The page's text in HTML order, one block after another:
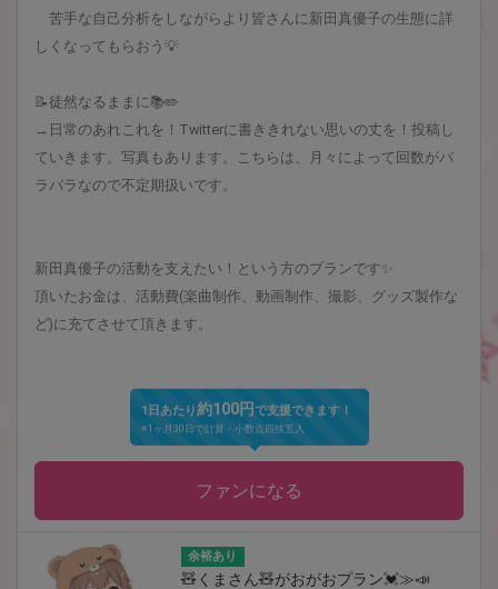
苦手な自己分析をしながらより皆さんに新田真優子の生態に詳
しくなってもらおう💡
📝徒然なるままに📚✏️
→日常のあれこれを！Twitterに書ききれない思いの丈を！投稿し
ていきます。写真もあります。こちらは、月々によって回数がバ
ラバラなので不定期扱いです。
新田真優子の活動を支えたい！という方のプランです✨
頂いたお金は、活動費(楽曲制作、動画制作、撮影、グッズ製作な
ど)に充てさせて頂きます。
1日あたり約100円 で支援できます！
※1ヶ月30日で計算・小数点四捨五入
ファンになる
余裕あり
🧸くまさん🧸がおがおプラン💓≫📣